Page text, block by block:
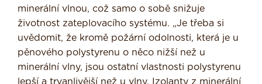
minerální vlnou, což samo o sobě snižuje
životnost zateplovacího systému. „Je třeba si
uvědomit, že kromě požární odolnosti, která je u
pěnového polystyrenu o něco nižší než u
minerální vlny, jsou ostatní vlastnosti polystyrenu
lepší a trvanlivější než u vlny. Izolanty z minerální